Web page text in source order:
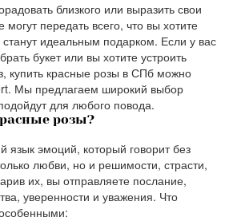
близкого или выразить свои
могут передать всего, что вы хотите
станут идеальным подарком. Если у вас
букет или вы хотите устроить
купить красные розы в СПб можно
Мы предлагаем широкий выбор
для любого повода.
розы?
язык эмоций, который говорит без
любви, но и решимости, страсти,
их, вы отправляете послание,
уверенности и уважения. Что